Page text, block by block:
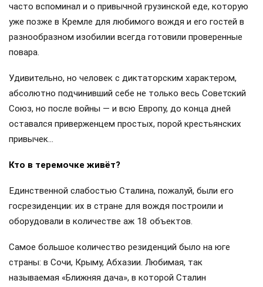
часто вспоминал и о привычной грузинской еде, которую
уже позже в Кремле для любимого вождя и его гостей в
разнообразном изобилии всегда готовили проверенные
повара.
Удивительно, но человек с диктаторским характером,
абсолютно подчинивший себе не только весь Советский
Союз, но после войны — и всю Европу, до конца дней
оставался приверженцем простых, порой крестьянских
привычек…
Кто в теремочке живёт?
Единственной слабостью Сталина, пожалуй, были его
госрезиденции: их в стране для вождя построили и
оборудовали в количестве аж 18 объектов.
Самое большое количество резиденций было на юге
страны: в Сочи, Крыму, Абхазии. Любимая, так
называемая «Ближняя дача», в которой Сталин